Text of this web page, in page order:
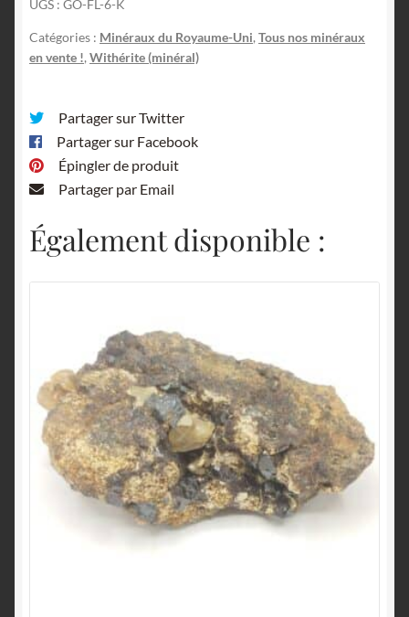
Uni.
UGS : GO-FL-6-K
Catégories : Minéraux du Royaume-Uni,Tous nos minéraux
en vente !,Withérite (minéral)
Partager sur Twitter
Partager sur Facebook
Épingler de produit
Partager par Email
Également disponible :